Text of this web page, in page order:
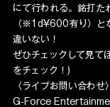
にて行われる。銘打た
（※1d¥600有り）と
違いない！
ぜひチェックして見て
をチェック！)
〈ライブお問い合わせ〉
G-Force